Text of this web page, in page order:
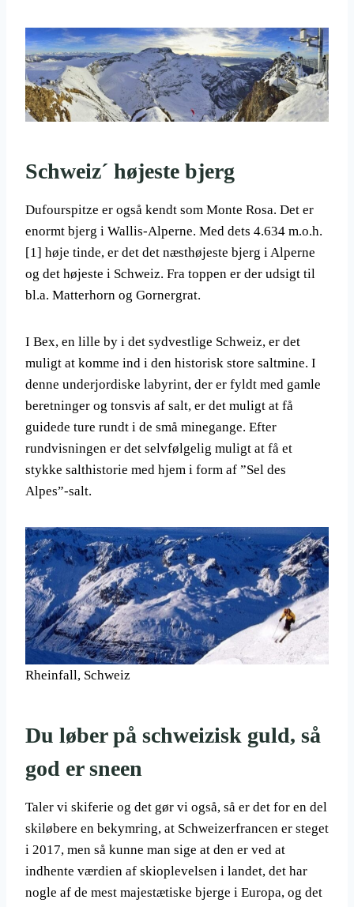
Schweiz´ højeste bjerg
Dufourspitze er også kendt som Monte Rosa. Det er
enormt bjerg i Wallis-Alperne. Med dets 4.634 m.o.h.
[1] høje tinde, er det det næsthøjeste bjerg i Alperne
og det højeste i Schweiz. Fra toppen er der udsigt til
bl.a. Matterhorn og Gornergrat.
I Bex, en lille by i det sydvestlige Schweiz, er det
muligt at komme ind i den historisk store saltmine. I
denne underjordiske labyrint, der er fyldt med gamle
beretninger og tonsvis af salt, er det muligt at få
guidede ture rundt i de små minegange. Efter
rundvisningen er det selvfølgelig muligt at få et
stykke salthistorie med hjem i form af ”Sel des
Alpes”-salt.
Rheinfall, Schweiz
Du løber på schweizisk guld, så
god er sneen
Taler vi skiferie og det gør vi også, så er det for en del
skiløbere en bekymring, at Schweizerfrancen er steget
i 2017, men så kunne man sige at den er ved at
indhente værdien af skioplevelsen i landet, det har
nogle af de mest majestætiske bjerge i Europa, og det